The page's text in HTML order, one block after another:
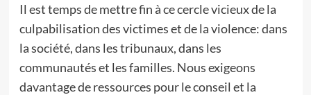
Il est temps de mettre fin à ce cercle vicieux de la
culpabilisation des victimes et de la violence: dans
la société, dans les tribunaux, dans les
communautés et les familles. Nous exigeons
davantage de ressources pour le conseil et la